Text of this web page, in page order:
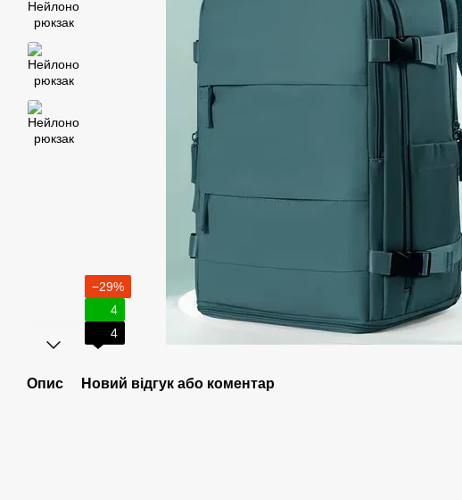
−29%
4
4
Опис Новий відгук або коментар